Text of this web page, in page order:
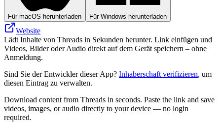
Für macOS herunterladen Für Windows herunterladen
Website
Lädt Inhalte von Threads in Sekunden herunter. Link einfügen und
Videos, Bilder oder Audio direkt auf dem Gerät speichern – ohne
Anmeldung.
Sind Sie der Entwickler dieser App? Inhaberschaft verifizieren, um
diesen Eintrag zu verwalten.
Download content from Threads in seconds. Paste the link and save
videos, images, or audio directly to your device — no login
required.